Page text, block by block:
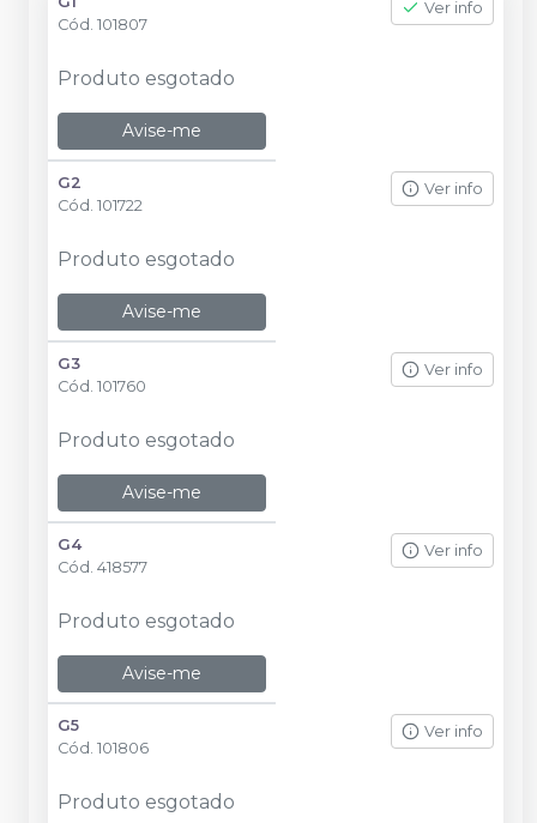
Cód. 101807
Ver info
Produto esgotado
Avise-me
G2
Cód. 101722
Ver info
Produto esgotado
Avise-me
G3
Cód. 101760
Ver info
Produto esgotado
Avise-me
G4
Cód. 418577
Ver info
Produto esgotado
Avise-me
G5
Cód. 101806
Ver info
Produto esgotado